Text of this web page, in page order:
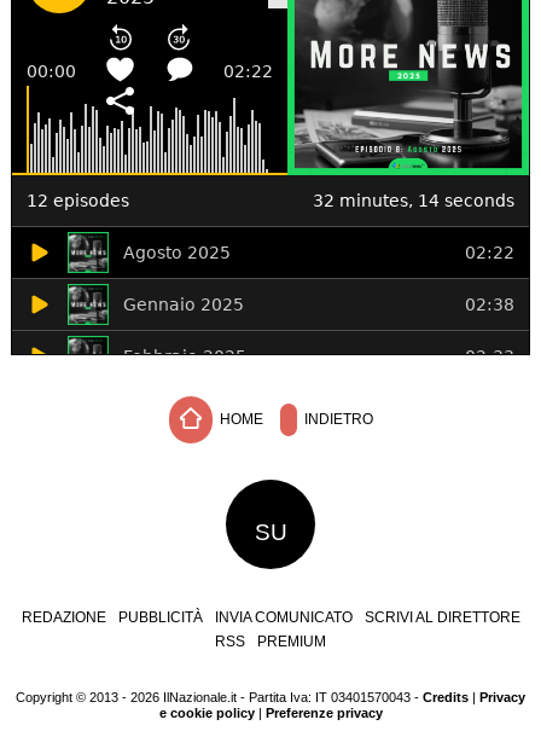
HOME INDIETRO
SU
REDAZIONE PUBBLICITÀ INVIA COMUNICATO
SCRIVI AL DIRETTORE
RSS
PREMIUM
Copyright © 2013 - 2026 IlNazionale.it - Partita Iva: IT 03401570043 - Credits
Privacy
e cookie policy| Preferenze privacy